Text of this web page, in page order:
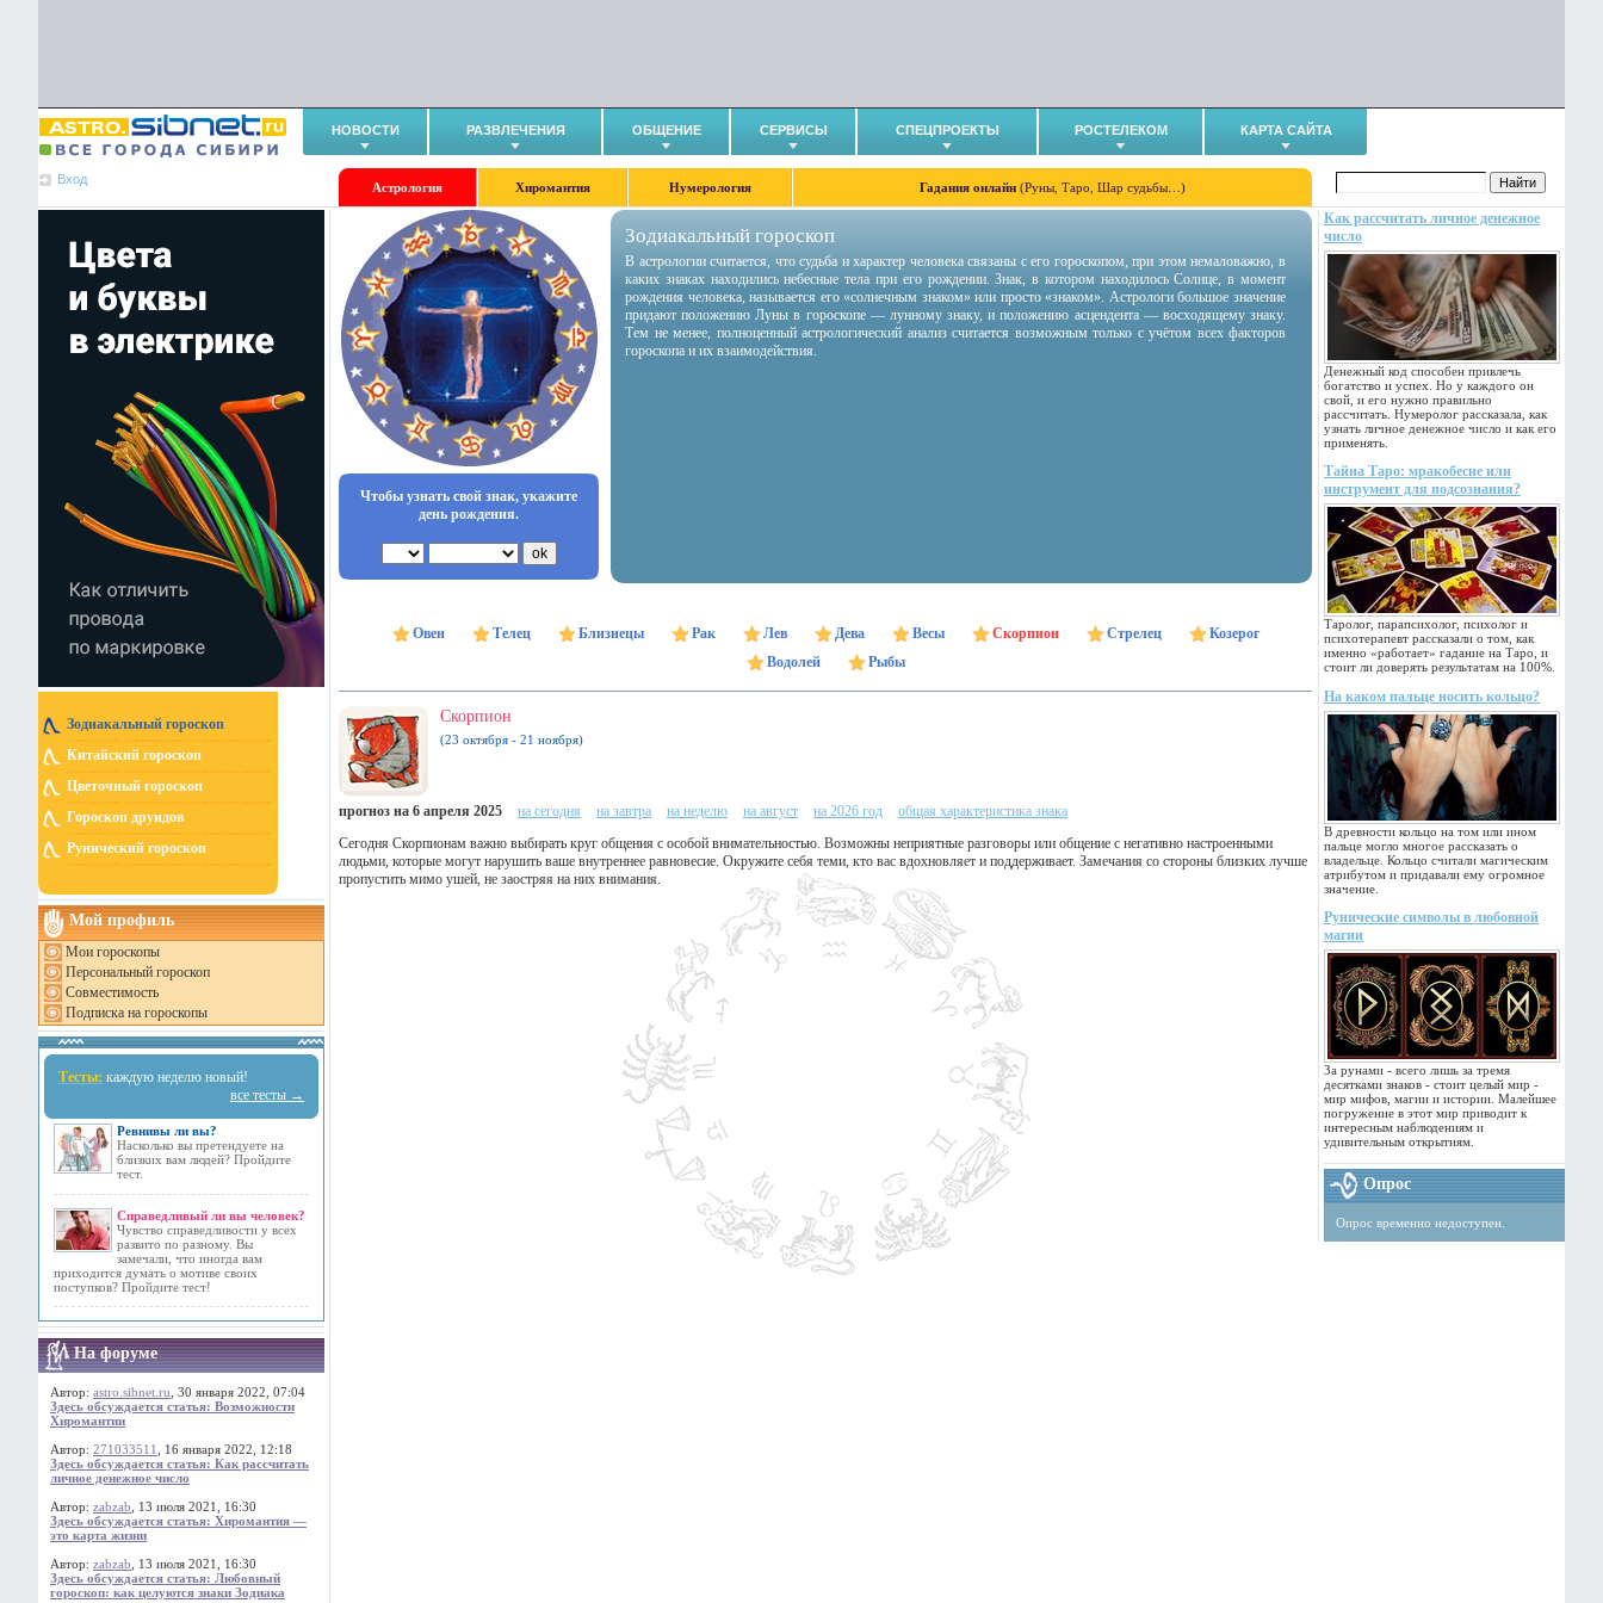
НОВОСТИ РАЗВЛЕЧЕНИЯ ОБЩЕНИЕ СЕРВИСЫ СПЕЦПРОЕКТЫ РОСТЕЛЕКОМ КАРТА САЙТА
Вход
Астрология Хиромантия Нумерология Гадания онлайн (Руны, Таро, Шар судьбы…)
Зодиакальный гороскоп
Китайский гороскоп
Цветочный гороскоп
Гороскоп друидов
Рунический гороскоп
Мой профиль
Мои гороскопы
Персональный гороскоп
Совместимость
Подписка на гороскопы
Тесты: каждую неделю новый!
все тесты →
Ревнивы ли вы?
Насколько вы претендуете на
близких вам людей? Пройдите
тест.
Справедливый ли вы человек?
Чувство справедливости у всех
развито по разному. Вы
замечали, что иногда вам
приходится думать о мотиве своих
поступков? Пройдите тест!
На форуме
Автор: astro.sibnet.ru , 30 января 2022, 07:04
Здесь обсуждается статья: Возможности
Хиромантии
Автор: 271033511
, 16 января 2022, 12:18
Здесь обсуждается статья: Как рассчитать
личное денежное число
Автор: zabzab , 13 июля 2021, 16:30
Здесь обсуждается статья: Хиромантия —
это карта жизни
Автор: zabzab , 13 июля 2021, 16:30
Здесь обсуждается статья: Любовный
гороскоп: как целуются знаки Зодиака
Как рассчитать личное денежное
число
Денежный код способен привлечь
богатство и успех. Но у каждого он
свой, и его нужно правильно
рассчитать. Нумеролог рассказала, как
узнать личное денежное число и как его
применять.
Тайна Таро: мракобесие или
инструмент для подсознания?
Таролог, парапсихолог, психолог и
психотерапевт рассказали о том, как
именно «работает» гадание на Таро, и
стоит ли доверять результатам на 100%.
На каком пальце носить кольцо?
В древности кольцо на том или ином
пальце могло многое рассказать о
владельце. Кольцо считали магическим
атрибутом и придавали ему огромное
значение.
Рунические символы в любовной
магии
За рунами - всего лишь за тремя
десятками знаков - стоит целый мир -
мир мифов, магии и истории. Малейшее
погружение в этот мир приводит к
интересным наблюдениям и
удивительным открытиям.
Опрос
Опрос временно недоступен.
Чтобы узнать свой знак, укажите
день рождения.
Зодиакальный гороскоп
В астрологии считается, что судьба и характер человека связаны с его гороскопом, при этом немаловажно, в
каких знаках находились небесные тела при его рождении. Знак, в котором находилось Солнце, в момент
рождения человека, называется его «солнечным знаком» или просто «знаком». Астрологи большое значение
придают положению Луны в гороскопе — лунному знаку, и положению асцендента — восходящему знаку.
Тем не менее, полноценный астрологический анализ считается возможным только с учётом всех факторов
гороскопа и их взаимодействия.
Овен Телец Близнецы Рак Лев Дева Весы Скорпион Стрелец
Козерог
Водолей
Рыбы
Скорпион
(23 октября - 21 ноября)
прогноз на 6 апреля 2025 на сегодня на завтра на неделю на август на 2026 год
общая характеристика знака
Сегодня Скорпионам важно выбирать круг общения с особой внимательностью. Возможны неприятные разговоры или общение с негативно настроенными
людьми, которые могут нарушить ваше внутреннее равновесие. Окружите себя теми, кто вас вдохновляет и поддерживает. Замечания со стороны близких лучше
пропустить мимо ушей, не заостряя на них внимания.